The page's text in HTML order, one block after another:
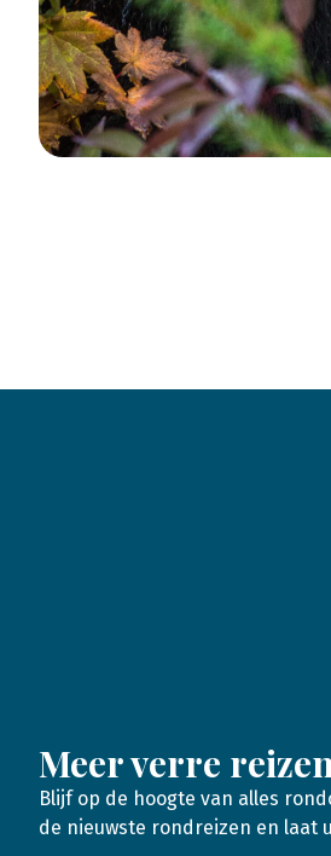
Meer verre
Blijf op de hoogte van alles
de nieuwste rondreizen en laat